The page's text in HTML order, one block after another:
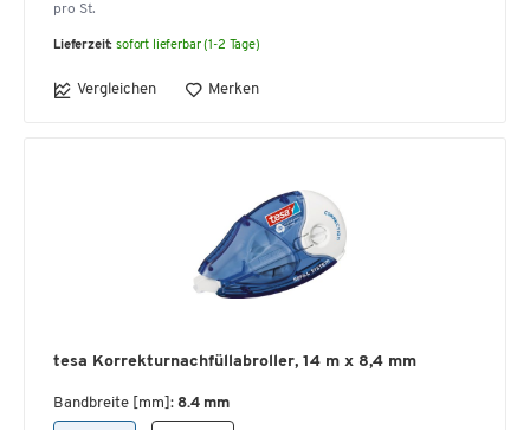
pro St.
Lieferzeit: sofort lieferbar (1-2 Tage)
Vergleichen Merken
tesa Korrekturnachfüllabroller, 14 m x 8,4 mm
Bandbreite [mm]: 8.4 mm